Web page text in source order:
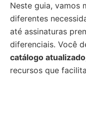
Neste guia, vamos
diferentes
até assinaturas
diferenciais. Você
catálogo atualizado
recursos que